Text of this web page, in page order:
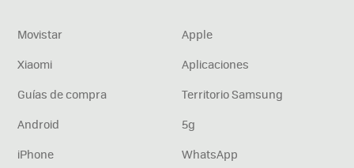
Movistar
Apple
Xiaomi
Aplicaciones
Guías de compra
Territorio Samsung
Android
5g
iPhone
WhatsApp